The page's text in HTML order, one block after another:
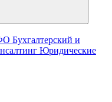
Бухгалтерский и
Юридические